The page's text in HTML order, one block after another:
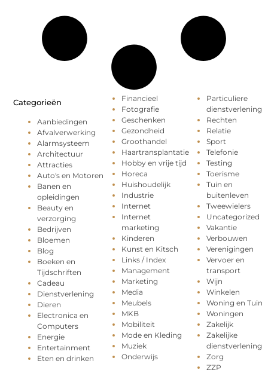
Categorieën
Aanbiedingen
Afvalverwerking
Alarmsysteem
Architectuur
Attracties
Auto's en Motoren
Banen en
opleidingen
Beauty en
verzorging
Bedrijven
Bloemen
Blog
Boeken en
Tijdschriften
Cadeau
Dienstverlening
Dieren
Electronica en
Computers
Energie
Entertainment
Eten en drinken
Financieel
Fotografie
Geschenken
Gezondheid
Groothandel
Haartransplantatie
Hobby en vrije tijd
Horeca
Huishoudelijk
Industrie
Internet
Internet
marketing
Kinderen
Kunst en Kitsch
Links / Index
Management
Marketing
Media
Meubels
MKB
Mobiliteit
Mode en Kleding
Muziek
Onderwijs
Particuliere
dienstverlening
Rechten
Relatie
Sport
Telefonie
Testing
Toerisme
Tuin en
buitenleven
Tweewielers
Uncategorized
Vakantie
Verbouwen
Verenigingen
Vervoer en
transport
Wijn
Winkelen
Woning en Tuin
Woningen
Zakelijk
Zakelijke
dienstverlening
Zorg
ZZP